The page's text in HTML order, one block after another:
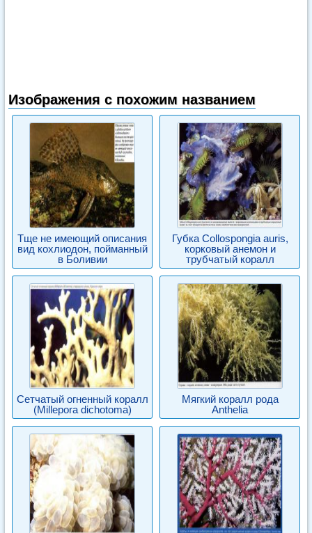
Изображения с похожим названием
Tще не имеющий описания
вид кохлиодон, пойманный
в Боливии
Губка Collospongia auris,
корковый анемон и
трубчатый коралл
Сетчатый огненный коралл
(Millepora dichotoma)
Мягкий коралл рода
Anthelia